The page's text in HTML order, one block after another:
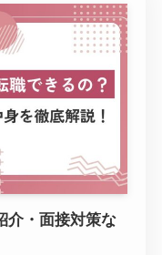
介・面接対策な